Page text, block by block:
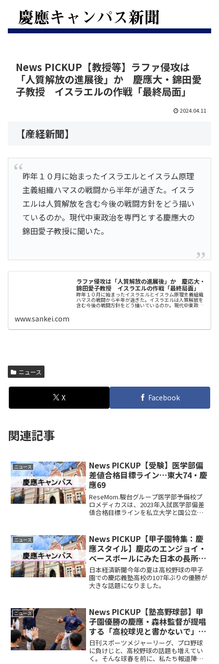
News PICKUP【教授等】ラファ侵攻は
「人質解放の進展後」か 慶應大・錦田愛
子教授 イスラエルの作戦「最終局面」
2024.04.11
【産経新聞】
昨年１０月に始まったイスラエルとイスラム原理
主義組織ハマスの戦闘から半年が過ぎた。イスラ
エルは人質解放を含む今後の戦闘方針をどう描い
ているのか。現代中東政治を専門とする慶應大の
錦田愛子教授に聞いた。
ラファ侵攻は「人質解放の進展後」か 慶応大・
錦田愛子教授 イスラエルの作戦「最終局面」
昨年１０月に始まったイスラエルとイスラム原理主義組織
ハマスの戦闘から半年が過ぎた。イスラエルは人質解放を
含む今後の戦闘方針をどう描いているのか。現代中東政治
www.sankei.com
ニュース
X Facebook
関連記事
ニュース
News PICKUP【受験】医学部偏
差値合格目標ライン…東大74・慶
應69
ReseMom.駿台グループ医学部予備校プ
ロメディカスは、2023年入試医学部偏差
値合格目標ラインを私立大学と国公立大
74、私立大は慶大（医-医／3教科）69が
も...
ニュース
News PICKUP【甲子園特集：慶
應スタイル】慶応のエンジョイ・
ベースボールにみた日本の長所の
復活
日本経済新聞今年の夏は高校野球の甲子
園での慶応義塾高校の107年ぶりの優勝が
大きな話題になりました。
ニュース
News PICKUP【塾高野球部】甲
子園優勝の慶應・森林監督が提唱
する「高校球児と書かないで」／
自身を異端と称し発信続ける
日刊スポーツメジャーリーグ、プロ野球
に負けじと、高校野球の話題も増えてい
く。そんな球春を前に、私たち報道陣に